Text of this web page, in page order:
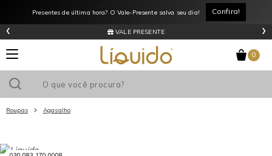
Presentes de última hora? O Vale-Presente salva seu dia! Confira!
VALE PRESENTE
‹ ›
0
Roupas Agasalho